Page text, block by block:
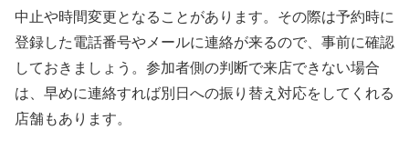
中止や時間変更となることがあります。その際は予約時に
登録した電話番号やメールに連絡が来るので、事前に確認
しておきましょう。参加者側の判断で来店できない場合
は、早めに連絡すれば別日への振り替え対応をしてくれる
店舗もあります。